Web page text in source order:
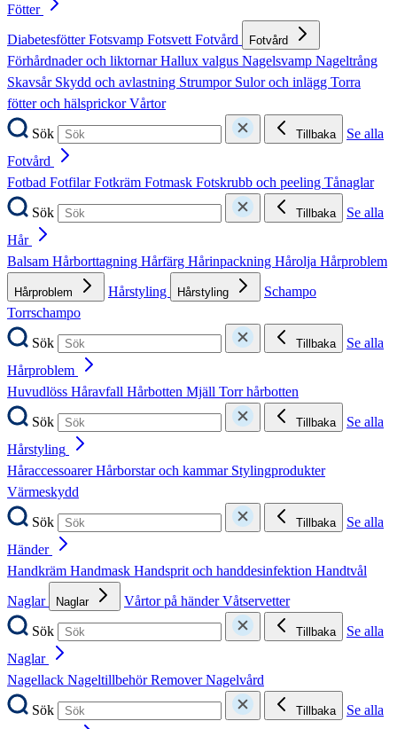
Fötter
DiabetesfötterFotsvamp FotsvettFotvård Fotvård
Förhårdnader och liktornarHallux valgus Nagelsvamp Nageltrång
Skavsår Skydd och avlastning Strumpor Sulor och inlägg Torra
fötter och hälsprickorVårtor
Sök
Tillbaka
Se alla
Fotvård
Fotbad FotfilarFotkräm Fotmask Fotskrubb och peeling Tånaglar
Sök
Tillbaka
Se alla
Hår
Balsam Hårborttagning Hårfärg Hårinpackning Hårolja Hårproblem
Hårproblem Hårstyling Hårstyling
Schampo
Torrschampo
Sök
Tillbaka
Se alla
Hårproblem
Huvudlöss Håravfall Hårbotten Mjäll Torr hårbotten
Sök
Tillbaka
Se alla
Hårstyling
HåraccessoarerHårborstar och kammar Stylingprodukter
Värmeskydd
Sök
Tillbaka
Se alla
Händer
Handkräm Handmask Handsprit och handdesinfektion Handtvål
Naglar
Naglar Vårtor på händerVåtservetter
Sök
Tillbaka
Se alla
Naglar
Nagellack NageltillbehörRemoverNagelvård
Sök
Tillbaka
Se alla